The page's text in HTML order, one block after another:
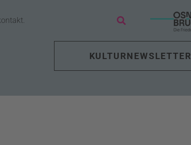
KULTURNEWSLETTER